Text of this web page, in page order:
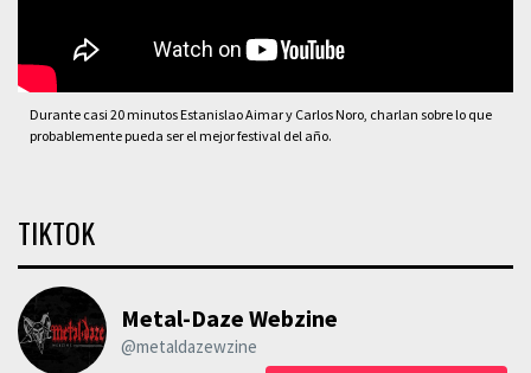
Durante casi 20 minutos Estanislao Aimar y Carlos Noro, charlan sobre lo que
probablemente pueda ser el mejor festival del año.
TIKTOK
Metal-Daze Webzine
@metaldazewzine